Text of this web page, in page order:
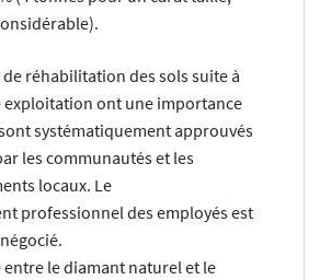
réhabilitation des sols suite à
exploitation ont une importance
systématiquement approuvés
les communautés et les
locaux. Le
professionnel des employés est
entre le diamant naturel et le